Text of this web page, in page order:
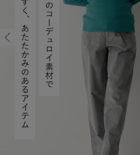
マタニティ トップス
マタニティ アウター（コート）・ママコート
マタニティ 授乳 キャミソール
産褥ショーツ
骨盤・マタニティベルト （妊娠中・産後）
産後 ガードル インナー
マタニティ 腹巻き
マタニティ フォーマル パンツ・ボトムス
【アウトレット】パジャマ
【アウトレット】インナー
【アウトレット】ベビー
コットン素材
冷房対策
接触冷感素材
Tシャツブラ
ブラトップ
親子セット